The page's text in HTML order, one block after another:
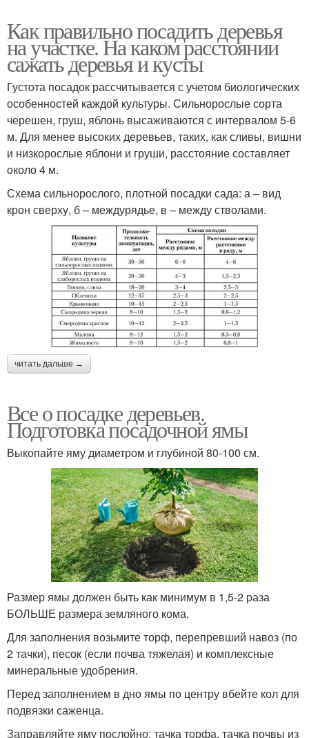
Как правильно посадить деревья
на участке. На каком расстоянии
сажать деревья и кусты
Густота посадок рассчитывается с учетом биологических
особенностей каждой культуры. Сильнорослые сорта
черешен, груш, яблонь высаживаются с интервалом 5-6
м. Для менее высоких деревьев, таких, как сливы, вишни
и низкорослые яблони и груши, расстояние составляет
около 4 м.
Схема сильнорослого, плотной посадки сада: а – вид
крон сверху, б – междурядье, в – между стволами.
читать дальше →
Все о посадке деревьев.
Подготовка посадочной ямы
Выкопайте яму диаметром и глубиной 80-100 см.
Размер ямы должен быть как минимум в 1,5-2 раза
БОЛЬШЕ размера земляного кома.
Для заполнения возьмите торф, перепревший навоз (по
2 тачки), песок (если почва тяжелая) и комплексные
минеральные удобрения.
Перед заполнением в дно ямы по центру вбейте кол для
подвязки саженца.
Заправляйте яму послойно: тачка торфа, тачка почвы из